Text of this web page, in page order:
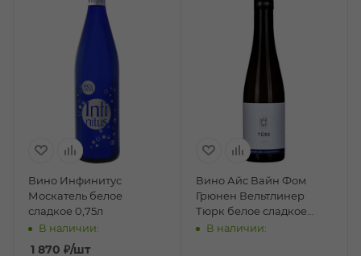
Вино Инфинитус
Москатель белое
сладкое 0,75л
В наличии:
1 870 ₽/шт
Вино Айс Вайн Фом
Грюнен Вельтлинер
Тюрк белое сладкое
0,375л
В наличии: